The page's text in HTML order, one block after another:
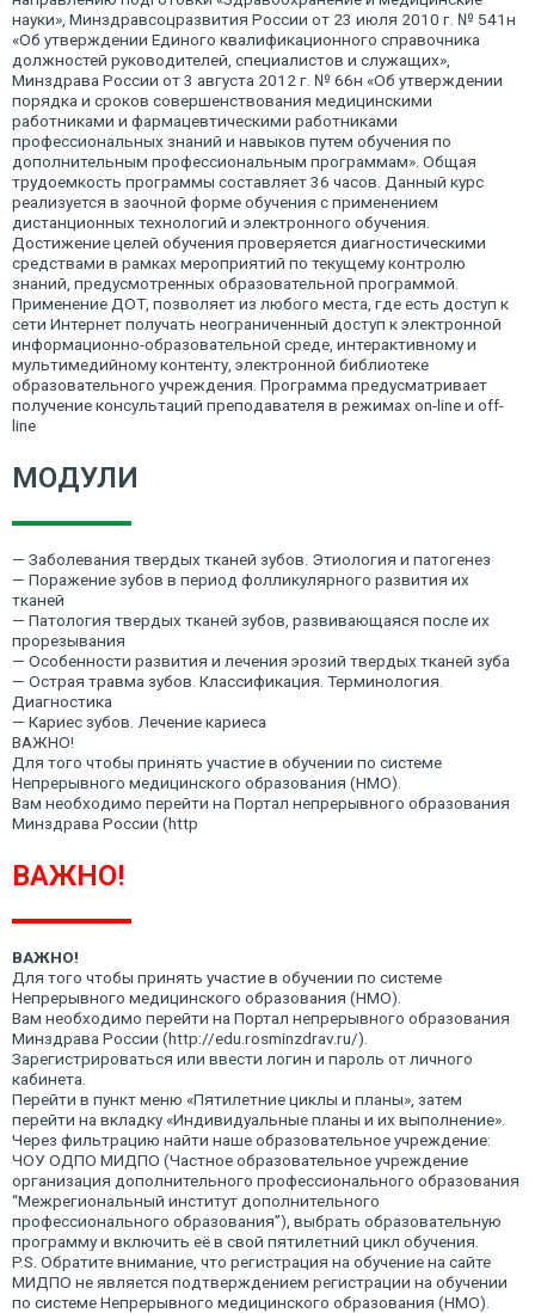
науки», Минздравсоцразвития России от 23 июля 2010 г. № 541н
«Об утверждении Единого квалификационного справочника
должностей руководителей, специалистов и служащих»,
Минздрава России от 3 августа 2012 г. № 66н «Об утверждении
порядка и сроков совершенствования медицинскими
работниками и фармацевтическими работниками
профессиональных знаний и навыков путем обучения по
дополнительным профессиональным программам». Общая
трудоемкость программы составляет 36 часов. Данный курс
реализуется в заочной форме обучения с применением
дистанционных технологий и электронного обучения.
Достижение целей обучения проверяется диагностическими
средствами в рамках мероприятий по текущему контролю
знаний, предусмотренных образовательной программой.
Применение ДОТ, позволяет из любого места, где есть доступ к
сети Интернет получать неограниченный доступ к электронной
информационно-образовательной среде, интерактивному и
мультимедийному контенту, электронной библиотеке
образовательного учреждения. Программа предусматривает
получение консультаций преподавателя в режимах on-line и off-
line
МОДУЛИ
— Заболевания твердых тканей зубов. Этиология и патогенез
— Поражение зубов в период фолликулярного развития их
тканей
— Патология твердых тканей зубов, развивающаяся после их
прорезывания
— Особенности развития и лечения эрозий твердых тканей зуба
— Острая травма зубов. Классификация. Терминология.
Диагностика
— Кариес зубов. Лечение кариеса
ВАЖНО!
Для того чтобы принять участие в обучении по системе
Непрерывного медицинского образования (НМО).
Вам необходимо перейти на Портал непрерывного образования
Минздрава России (http
ВАЖНО!
ВАЖНО!
Для того чтобы принять участие в обучении по системе
Непрерывного медицинского образования (НМО).
Вам необходимо перейти на Портал непрерывного образования
Минздрава России (http://edu.rosminzdrav.ru/).
Зарегистрироваться или ввести логин и пароль от личного
кабинета.
Перейти в пункт меню «Пятилетние циклы и планы», затем
перейти на вкладку «Индивидуальные планы и их выполнение».
Через фильтрацию найти наше образовательное учреждение:
ЧОУ ОДПО МИДПО (Частное образовательное учреждение
организация дополнительного профессионального образования
“Межрегиональный институт дополнительного
профессионального образования”), выбрать образовательную
программу и включить её в свой пятилетний цикл обучения.
P.S. Обратите внимание, что регистрация на обучение на сайте
МИДПО не является подтверждением регистрации на обучении
по системе Непрерывного медицинского образования (НМО).